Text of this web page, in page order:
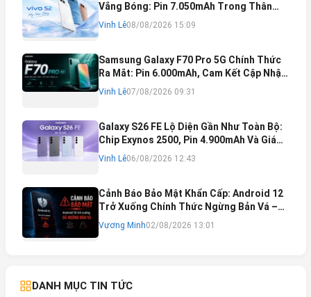
Vắng Bóng: Pin 7.050mAh Trong Thân
Máy Mỏng Nhẹ Khó Tin
Vinh Lê08/08/2026 15:09
Samsung Galaxy F70 Pro 5G Chính Thức
Ra Mắt: Pin 6.000mAh, Cam Kết Cập Nhật
Phần Mềm 6 Năm
Vinh Lê07/08/2026 09:31
Galaxy S26 FE Lộ Diện Gần Như Toàn Bộ:
Chip Exynos 2500, Pin 4.900mAh Và Giá
Bán Dự Kiến
Vinh Lê06/08/2026 12:43
Cảnh Báo Bảo Mật Khẩn Cấp: Android 12
Trở Xuống Chính Thức Ngừng Bản Vá –
Rủi Ro Mất Tài Khoản Ngân Hàng & Cách
Khắc Phục
Vương Minh02/08/2026 13:01
DANH MỤC TIN TỨC